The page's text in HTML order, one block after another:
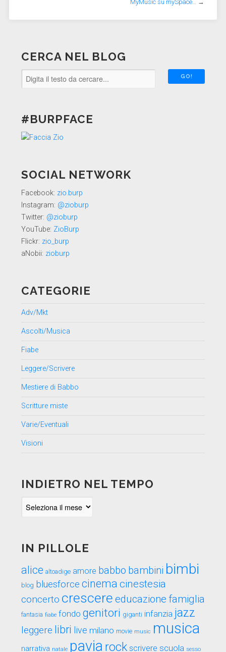
MyMusic su mySpace… →
CERCA NEL BLOG
#BURPFACE
SOCIAL NETWORK
Facebook: zio.burp
Instagram: @zioburp
Twitter: @zioburp
YouTube: ZioBurp
Flickr: zio_burp
aNobii: zioburp
CATEGORIE
Adv/Mkt
Ascolti/Musica
Fiabe
Leggere/Scrivere
Mestiere di Babbo
Scritture miste
Varie/Eventuali
Visioni
INDIETRO NEL TEMPO
IN PILLOLE
alice altoadige amore babbo bambini bimbi
blog bluesforce cinema cinestesia
concerto crescere educazione famiglia
fantasia fiabe fondo genitori giganti infanzia jazz
leggere libri live milano movie music musica
narrativa natale pavia rock scrivere scuola sesso